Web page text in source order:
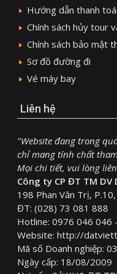
Hướng dẫn thanh
Chính sách hủy tour
Chính sách bảo mật
Sơ đồ đường đi
Vé máy bay
Liên hệ
"Website đang trong
chỉ mang tính chất
Mọi chi tiết, vui lòng
Công ty CP ĐT TM
198 Phan Văn Trị,
ĐT: (028) 73 081 888
Hotline: 0976 046 046
Website: http://
Mã số Doanh nghiệp:
Ngày cấp: 18/08/2009